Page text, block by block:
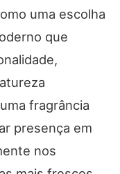
uma escolha
que
fragrância
presença em
nos